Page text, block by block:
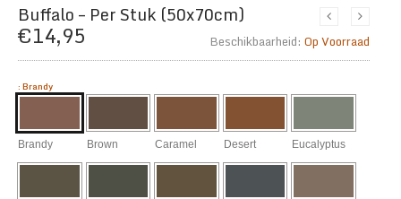
Buffalo – Per Stuk (50x70cm)
€14,95 Beschikbaarheid: Op Voorraad
:Brandy
Brandy Brown Caramel Desert Eucalyptus